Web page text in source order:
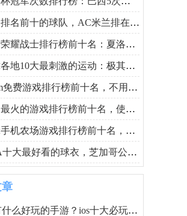
名前十的球队，AC米兰排在第一名
耀战士排行榜前十名：夏洛特第一
地10大最刺激的运动：极其危险，
免费游戏排行榜前十名，不用花钱又
火的游戏排行榜前十名，使命召唤
机农场游戏排行榜前十名，梦想城镇
大最好看的球衣，芝加哥公牛夺得第
么好玩的手游？ios十大必玩单机游